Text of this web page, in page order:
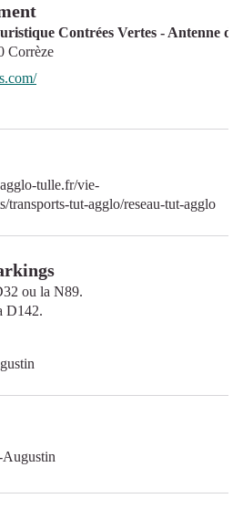
Contrées Vertes - Antenne de
Corrèze
tulle.fr/vie-
transports-tut-agglo/reseau-tut-agglo
ou la N89.
D142.
Augustin